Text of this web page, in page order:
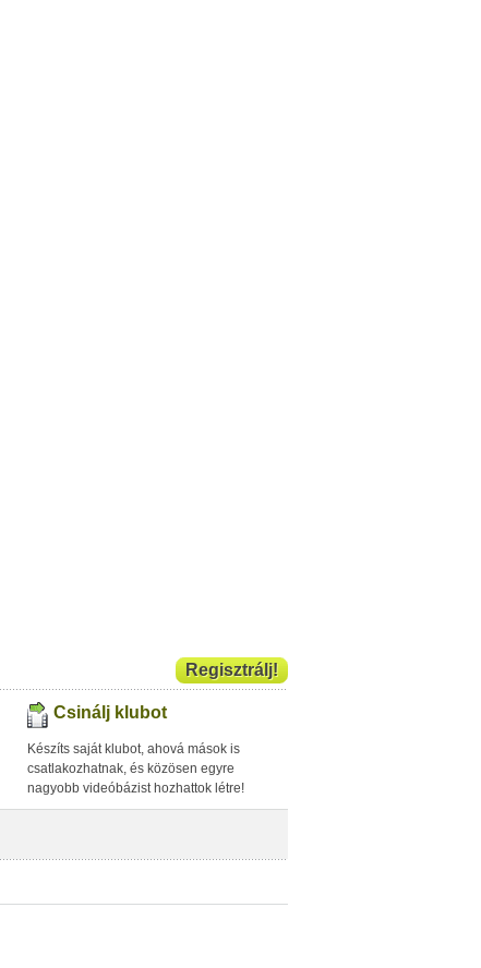
Regisztrálj!
Csinálj klubot
Készíts saját klubot, ahová mások is
csatlakozhatnak, és közösen egyre
nagyobb videóbázist hozhattok létre!